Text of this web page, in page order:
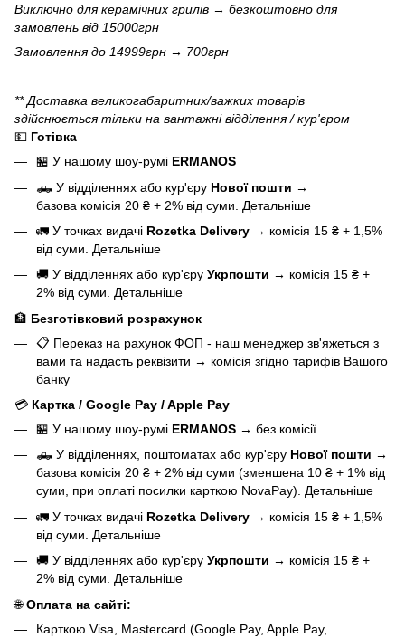
Виключно длякерамічних грилів → безкоштовно для
замовлень від 15000грн
Замовлення до 14999грн → 700грн
** Доставка великогабаритних/важких товарів
здійснюється тільки на вантажні відділення / кур'єром
💵 Готівка
🏪 У нашому шоу-румі ERMANOS
🛻 У відділеннях або кур'єру Нової пошти →
базова комісія 20 ₴ + 2% від суми. Детальніше
🚛 У точках видачі Rozetka Delivery → комісія 15 ₴ + 1,5%
від суми. Детальніше
🚚 У відділеннях або кур'єру Укрпошти → комісія 15 ₴ +
2% від суми. Детальніше
🏦 Безготівковий розрахунок
📋 Переказ на рахунок ФОП - наш менеджер зв'яжеться з
вами та надасть реквізити → комісія згідно тарифів Вашого
банку
💳 Картка / Google Pay / Apple Pay
🏪 У нашому шоу-румі ERMANOS → без комісії
🛻 У відділеннях, поштоматах або кур'єру Нової пошти →
базова комісія 20 ₴ + 2% від суми (зменшена 10 ₴ + 1% від
суми, при оплаті посилки карткою NovaPay). Детальніше
🚛 У точках видачі Rozetka Delivery → комісія 15 ₴ + 1,5%
від суми. Детальніше
🚚 У відділеннях або кур'єру Укрпошти → комісія 15 ₴ +
2% від суми. Детальніше
🌐Оплата на сайті:
Карткою Visa, Mastercard (Google Pay, Apple Pay,